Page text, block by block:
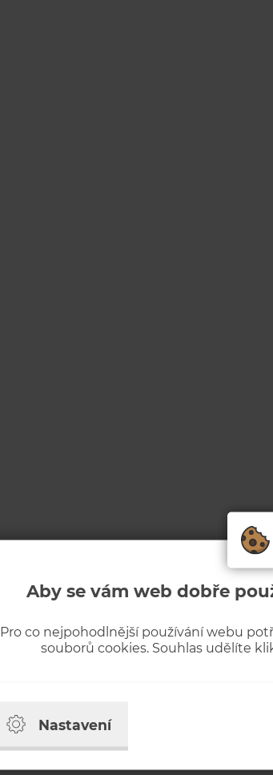
Aby se vám web dobře
Pro co nejpohodlnější používání webu
souborů cookies. Souhlas udělíte
Nastavení